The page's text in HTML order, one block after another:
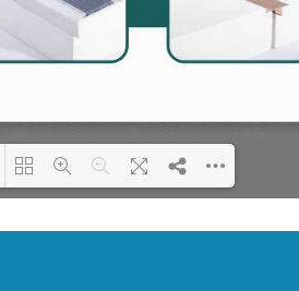
wait while the book is
Loading PDF 100%